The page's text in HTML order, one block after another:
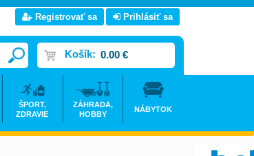
Registrovať sa Prihlásiť sa
Košík: 0.00 €
ŠPORT,
ZDRAVIE
ZÁHRADA,
HOBBY
NÁBYTOK